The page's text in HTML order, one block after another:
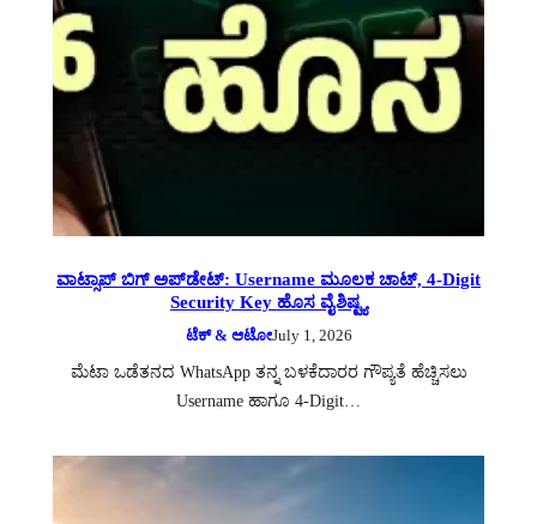
ವಾಟ್ಸಾಪ್‌ ಬಿಗ್ ಅಪ್‌ಡೇಟ್: Username ಮೂಲಕ ಚಾಟ್, 4-Digit
Security Key ಹೊಸ ವೈಶಿಷ್ಟ್ಯ
ಟೆಕ್ & ಆಟೋJuly 1, 2026
ಮೆಟಾ ಒಡೆತನದ WhatsApp ತನ್ನ ಬಳಕೆದಾರರ ಗೌಪ್ಯತೆ ಹೆಚ್ಚಿಸಲು
Username ಹಾಗೂ 4-Digit…